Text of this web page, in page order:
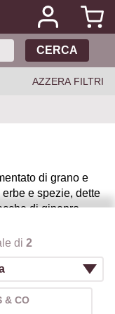
CERCA
AZZERA FILTRI
di grano e
e spezie, dette
di ginepro,
è di origine
distillato ha
nelle componenti
moltissime altre
di 2
& CO